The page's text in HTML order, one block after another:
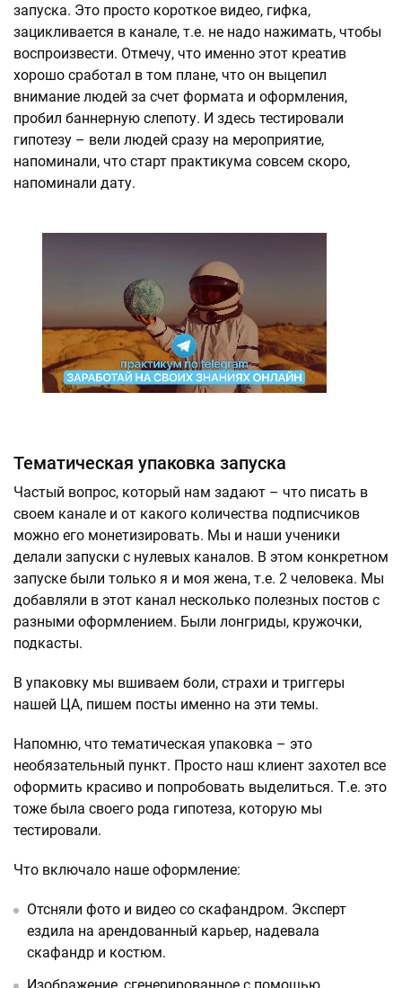
запуска. Это просто короткое видео, гифка,
зацикливается в канале, т.е. не надо нажимать, чтобы
воспроизвести. Отмечу, что именно этот креатив
хорошо сработал в том плане, что он выцепил
внимание людей за счет формата и оформления,
пробил баннерную слепоту. И здесь тестировали
гипотезу – вели людей сразу на мероприятие,
напоминали, что старт практикума совсем скоро,
напоминали дату.
Тематическая упаковка запуска
Частый вопрос, который нам задают – что писать в
своем канале и от какого количества подписчиков
можно его монетизировать. Мы и наши ученики
делали запуски с нулевых каналов. В этом конкретном
запуске были только я и моя жена, т.е. 2 человека. Мы
добавляли в этот канал несколько полезных постов с
разными оформлением. Были лонгриды, кружочки,
подкасты.
В упаковку мы вшиваем боли, страхи и триггеры
нашей ЦА, пишем посты именно на эти темы.
Напомню, что тематическая упаковка – это
необязательный пункт. Просто наш клиент захотел все
оформить красиво и попробовать выделиться. Т.е. это
тоже была своего рода гипотеза, которую мы
тестировали.
Что включало наше оформление:
Отсняли фото и видео со скафандром. Эксперт
ездила на арендованный карьер, надевала
скафандр и костюм.